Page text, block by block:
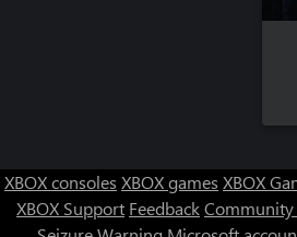
XBOX consoles XBOX games XBOX
XBOX Support FeedbackCommunity